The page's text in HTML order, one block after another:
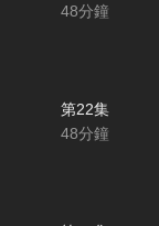
48分鐘
第22集
48分鐘